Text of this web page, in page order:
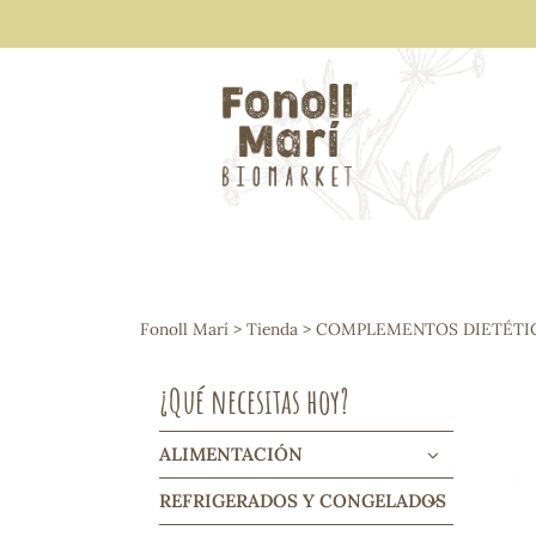
Arroces y legumbres
Frutos secos y snacks
Cereales, mueslis, hinchados y
Galletas y dulces
Vinos y cavas
Condimentos y salsas
Harinas y sémolas
Pasta
Fonoll Marí > Tienda > COMPLEMENTOS
¿Qué necesitas hoy?
ALIMENTACIÓN
REFRIGERADOS Y CONGELADOS